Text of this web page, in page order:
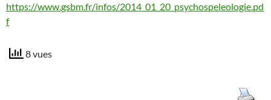
https://www.gsbm.fr/infos/2014_01_20_psychospeleologie.pd
f
8 vues